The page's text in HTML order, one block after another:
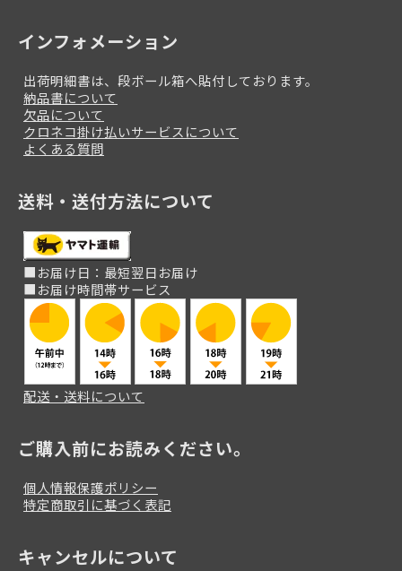
インフォメーション
出荷明細書は、段ボール箱へ貼付しております。
納品書について
欠品について
クロネコ掛け払いサービスについて
よくある質問
送料・送付方法について
■お届け日：最短翌日お届け
■お届け時間帯サービス
配送・送料について
ご購入前にお読みください。
個人情報保護ポリシー
特定商取引に基づく表記
キャンセルについて